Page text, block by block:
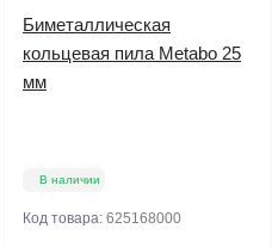
Биметаллическая
кольцевая пила Metabo 25
мм
В наличии
Код товара: 625168000